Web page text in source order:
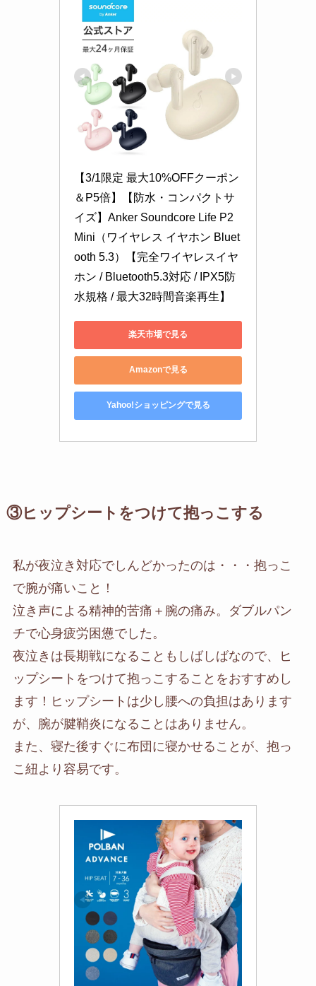
【3/1限定 最大10%OFFクーポン
＆P5倍】【防水・コンパクトサ
イズ】Anker Soundcore Life P2
Mini（ワイヤレス イヤホン Bluet
ooth 5.3）【完全ワイヤレスイヤ
ホン / Bluetooth5.3対応 / IPX5防
水規格 / 最大32時間音楽再生】
楽天市場で見る
Amazonで見る
Yahoo!ショッピングで見る
③ヒップシートをつけて抱っこする
私が夜泣き対応でしんどかったのは・・・抱っこ
で腕が痛いこと！
泣き声による精神的苦痛＋腕の痛み。ダブルパン
チで心身疲労困憊でした。
夜泣きは長期戦になることもしばしばなので、ヒ
ップシートをつけて抱っこすることをおすすめし
ます！ヒップシートは少し腰への負担はあります
が、腕が腱鞘炎になることはありません。
また、寝た後すぐに布団に寝かせることが、抱っ
こ紐より容易です。